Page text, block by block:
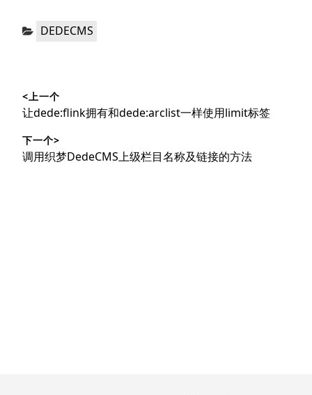
分
DEDECMS
章
导
航
<上一个
上
文
章：
让dede:flink拥有和dede:arclist一样使用limit标签
下一个>
下
调用织梦DedeCMS上级栏目名称及链接的方法